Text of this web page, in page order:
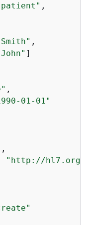
patient" ,
,
]
,
01-01"
,
"http://hl7.org/